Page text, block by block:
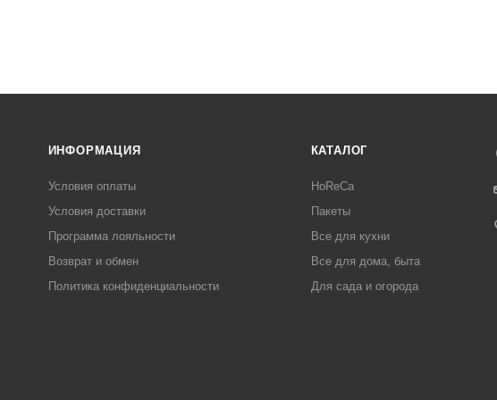
ИНФОРМАЦИЯ
Условия оплаты
Условия доставки
Программа лояльности
Возврат и обмен
Политика конфиденциальности
КАТАЛОГ
HoReCa
Пакеты
Все для кухни
Все для дома, быта
Для сада и огорода